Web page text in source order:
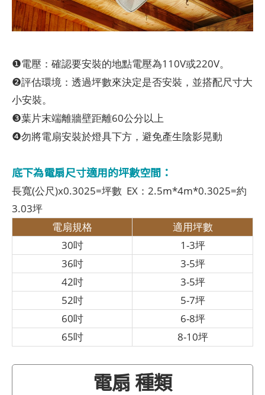
❶電壓：確認要安裝的地點電壓為110V或220V。
❷評估環境：透過坪數來決定是否安裝，並搭配尺寸大
小安裝。
❸葉片末端離牆壁距離60公分以上
❹勿將電扇安裝於燈具下方，避免產生陰影晃動
底下為電扇尺寸適用的坪數空間：
長寬(公尺)x0.3025=坪數 EX：2.5m*4m*0.3025=約
3.03坪
電扇規格
適用坪數
30吋
1-3坪
36吋
3-5坪
42吋
3-5坪
52吋
5-7坪
60吋
6-8坪
65吋
8-10坪
電扇 種類